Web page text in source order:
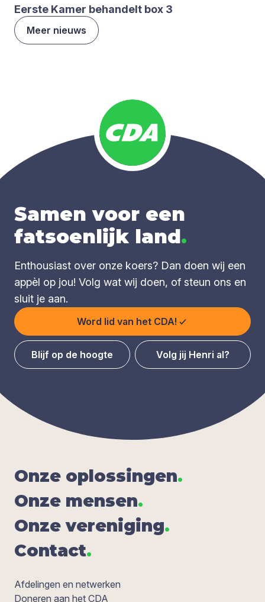
Eer­ste Kamer behan­delt box 3
Meer nieuws
Samen voor een
fatsoenlijk land.
Enthousiast over onze koers? Dan doen wij een
appèl op jou! Volg wat wij doen, of steun ons en
sluit je aan.
Word lid van het CDA!
Blijf op de hoogte Volg jij Henri al?
Onze oplos­sin­gen.
Onze men­sen.
Onze ver­e­ni­ging.
Con­tact.
Afdelingen en netwerken
Doneren aan het CDA